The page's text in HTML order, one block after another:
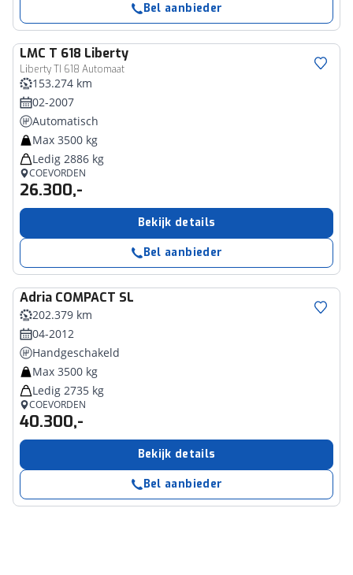
Bel aanbieder
LMC T 618 Liberty
Liberty TI 618 Automaat
153.274 km
02-2007
Automatisch
Max 3500 kg
Ledig 2886 kg
COEVORDEN
26.300,-
Bekijk details
Bel aanbieder
Adria COMPACT SL
202.379 km
04-2012
Handgeschakeld
Max 3500 kg
Ledig 2735 kg
COEVORDEN
40.300,-
Bekijk details
Bel aanbieder